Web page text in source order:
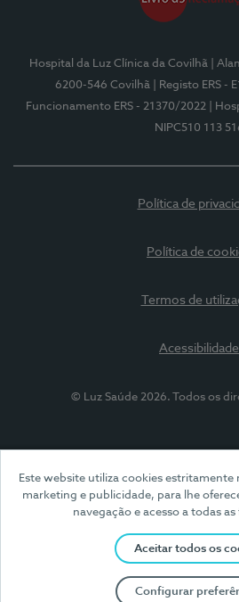
Este website utiliza cookies estritamente
marketing e publicidade, para lhe
navegação e acesso a todas
Aceitar todos os
Configurar
Hospital da Luz Clínica da Covilhã
|
6200-546 Covilhã
| Registo ERS -
Funcionamento ERS - 21370/2022
|
NIPC510 113
Política de
Política de
Termos de
Acessibilidade
© Luz Saúde 2026. Todos os